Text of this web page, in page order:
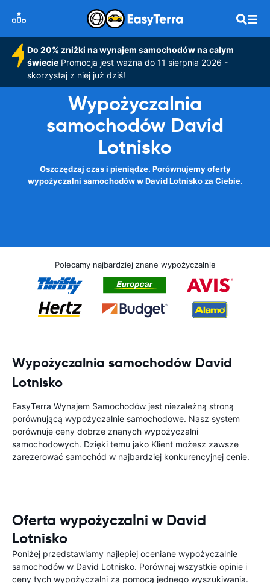
Do 20% zniżki na wynajem samochodów na całym
świeciePromocja jest ważna do 11 sierpnia 2026 -
skorzystaj z niej już dziś!
Wypożyczalnia
samochodów David
Lotnisko
Oszczędzaj czas i pieniądze. Porównujemy oferty
wypożyczalni samochodów w David Lotnisko za Ciebie.
Polecamy najbardziej znane wypożyczalnie
Wypożyczalnia samochodów David
Lotnisko
EasyTerra Wynajem Samochodów jest niezależną stroną
porównującą wypożyczalnie samochodowe. Nasz system
porównuje ceny dobrze znanych wypożyczalni
samochodowych. Dzięki temu jako Klient możesz zawsze
zarezerować samochód w najbardziej konkurencyjnej cenie.
Oferta wypożyczalni w David
Lotnisko
Poniżej przedstawiamy najlepiej oceniane wypożyczalnie
samochodów w David Lotnisko. Porównaj wszystkie opinie i
ceny tych wypożyczalni za pomocą jednego wyszukiwania.